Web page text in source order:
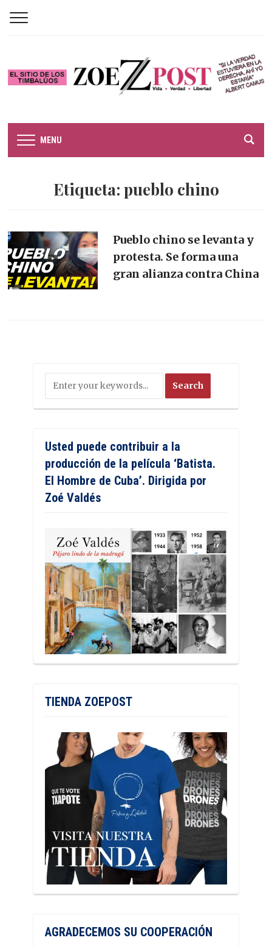
MENU
Etiqueta: pueblo chino
Pueblo chino se levanta y
protesta. Se forma una
gran alianza contra China
Usted puede contribuir a la
producción de la película ‘Batista.
El Hombre de Cuba’. Dirigida por
Zoé Valdés
TIENDA ZOEPOST
AGRADECEMOS SU COOPERACIÓN